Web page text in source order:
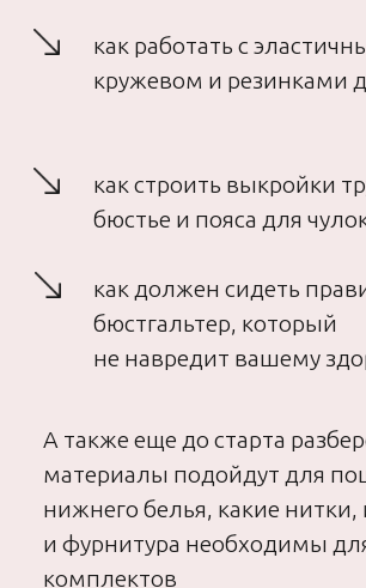
02
ПРОГРАММА
БЕСПЛАТНОГО
ШВЕЙНОГО
Что сошьем на бесплатном
бюстгальтер с формованной
чашкой и бретелям-
крылышками
трусики бразильяно
из кружева